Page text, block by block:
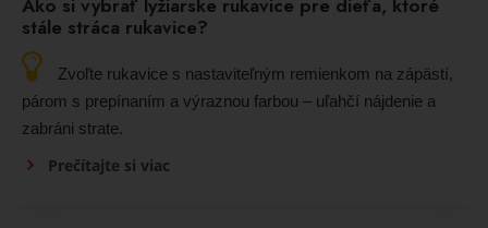
Ako si vybrať lyžiarske rukavice pre dieťa, ktoré
stále stráca rukavice?
Zvoľte rukavice s nastaviteľným remienkom na zápästí,
párom s prepínaním a výraznou farbou – uľahčí nájdenie a
zabráni strate.
Prečítajte si viac